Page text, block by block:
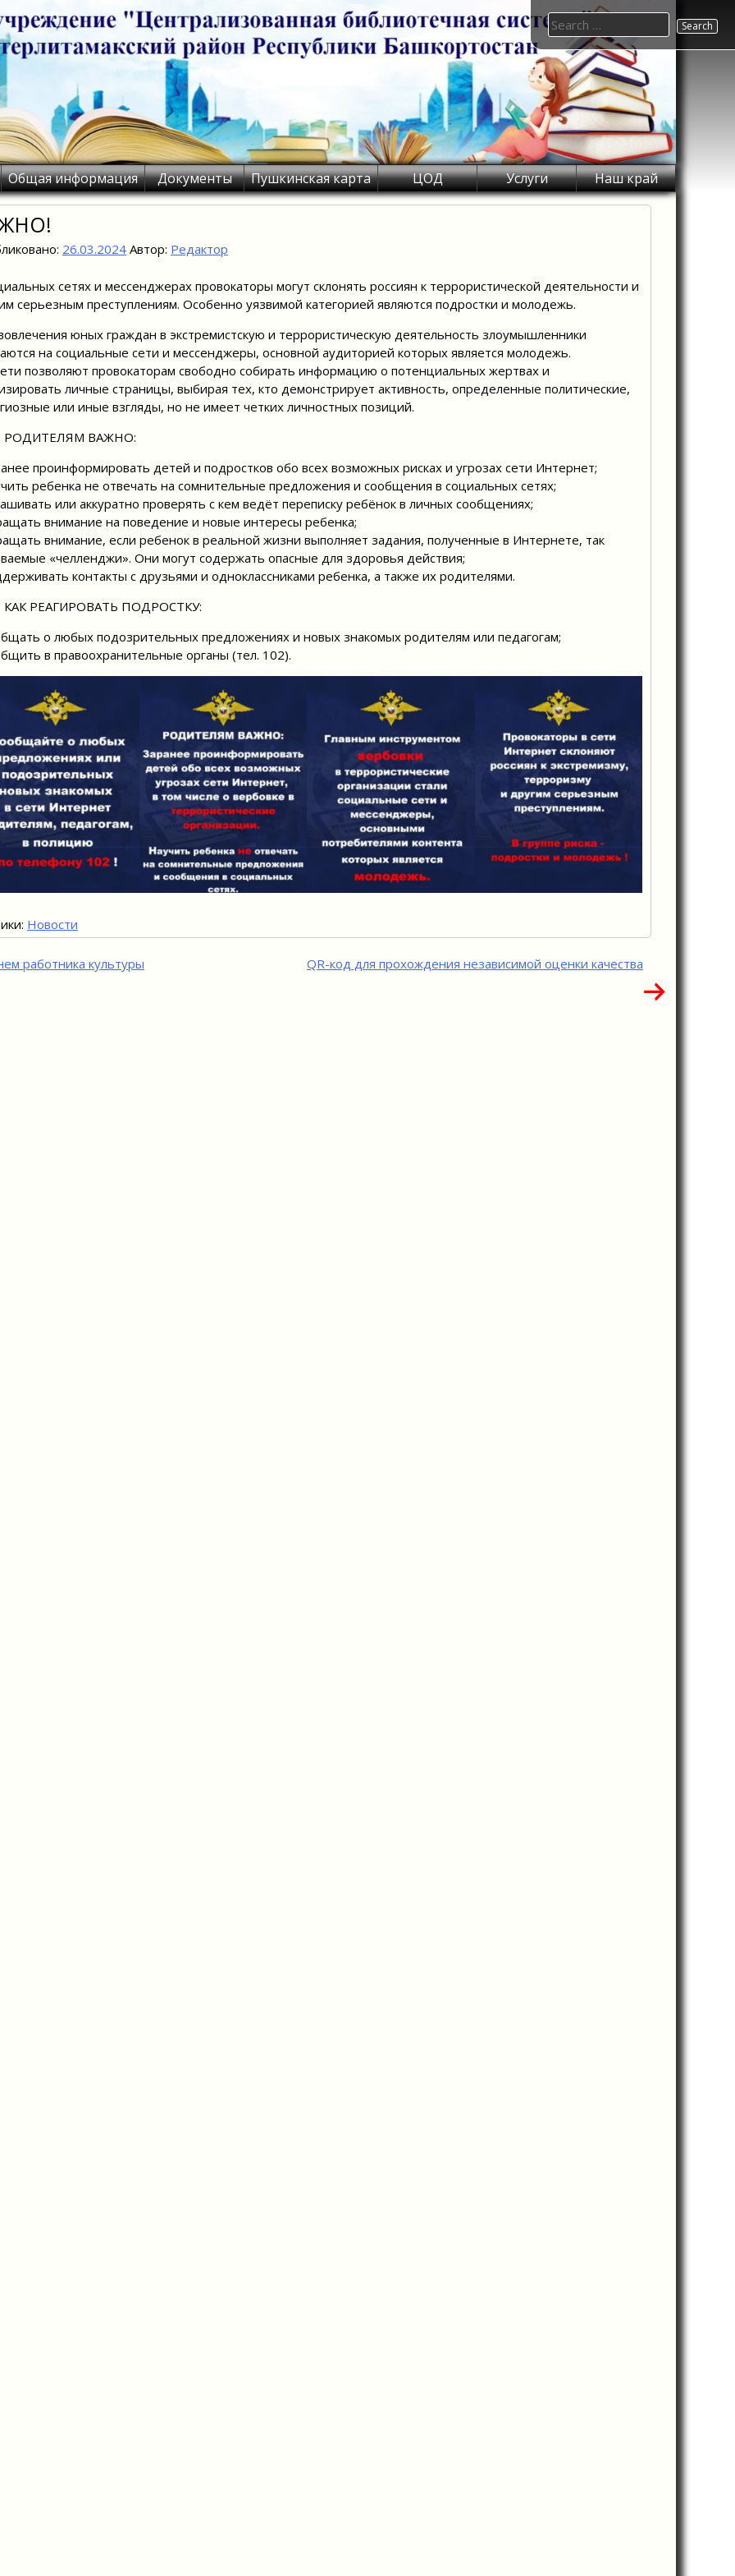
Общая информация Документы Пушкинская карта ЦОД Услуги Наш край
Search
for:
26.03.2024 Автор: Редактор
сетях и мессенджерах провокаторы могут склонять россиян к террористической деятельности и
серьезным преступлениям. Особенно уязвимой категорией являются подростки и молодежь.
юных граждан в экстремистскую и террористическую деятельность злоумышленники
на социальные сети и мессенджеры, основной аудиторией которых является молодежь.
позволяют провокаторам свободно собирать информацию о потенциальных жертвах и
личные страницы, выбирая тех, кто демонстрирует активность, определенные политические,
или иные взгляды, но не имеет четких личностных позиций.
РОДИТЕЛЯМ ВАЖНО:
проинформировать детей и подростков обо всех возможных рисках и угрозах сети Интернет;
ребенка не отвечать на сомнительные предложения и сообщения в социальных сетях;
или аккуратно проверять с кем ведёт переписку ребёнок в личных сообщениях;
внимание на поведение и новые интересы ребенка;
внимание, если ребенок в реальной жизни выполняет задания, полученные в Интернете, так
«челленджи». Они могут содержать опасные для здоровья действия;
контакты с друзьями и одноклассниками ребенка, а также их родителями.
КАК РЕАГИРОВАТЬ ПОДРОСТКУ:
о любых подозрительных предложениях и новых знакомых родителям или педагогам;
в правоохранительные органы (тел. 102).
Новости
работника культуры QR-код для прохождения независимой оценки качества